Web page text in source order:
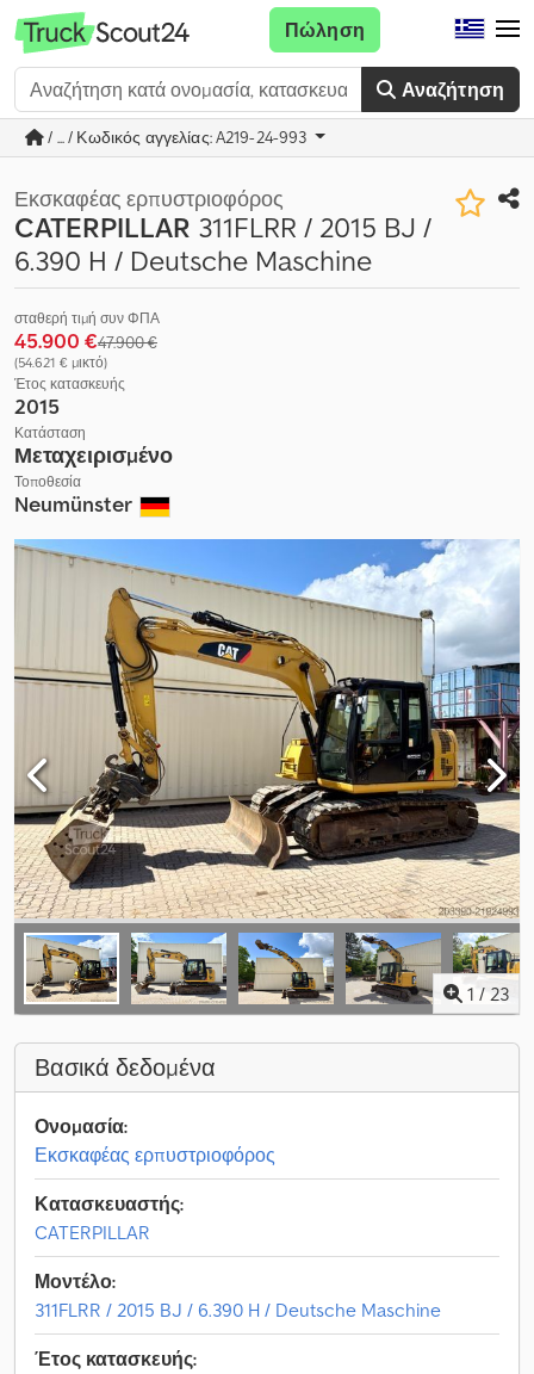
Αναζήτηση
Πώληση
/ ... / Κωδικός αγγελίας: A219-24-993
Εκσκαφέας ερπυστριοφόρος
CATERPILLAR 311FLRR / 2015 BJ /
6.390 H / Deutsche Maschine
σταθερή τιμή συν ΦΠΑ
45.900 €47.900 €
(54.621 € μικτό)
Έτος κατασκευής
2015
Κατάσταση
Μεταχειρισμένο
Τοποθεσία
Neumünster
1 / 23
Βασικά δεδομένα
Ονομασία:
Εκσκαφέας ερπυστριοφόρος
Κατασκευαστής:
CATERPILLAR
Μοντέλο:
311FLRR / 2015 BJ / 6.390 H / Deutsche Maschine
Έτος κατασκευής: